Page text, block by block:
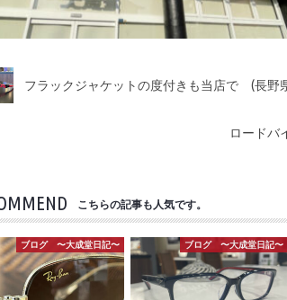
フラックジャケットの度付きも当店で (長野
ロード
こちらの記事も人気です。
ブログ 〜大成堂日記〜 ブログ 〜大成堂日記〜